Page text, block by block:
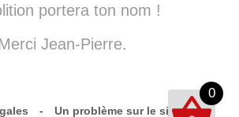
portera ton nom !
Jean-Pierre.
- Un problème sur le site ?
0